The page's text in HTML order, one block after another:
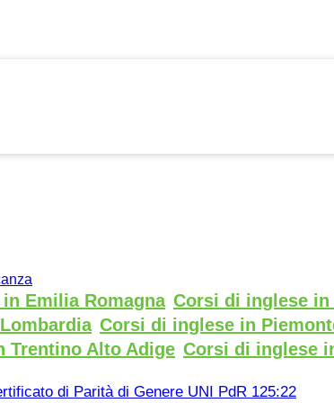
Emilia Romagna Corsi di inglese
Corsi di inglese in
Trentino Alto Adige Corsi di inglese
di Parità di Genere UNI PdR 125:22